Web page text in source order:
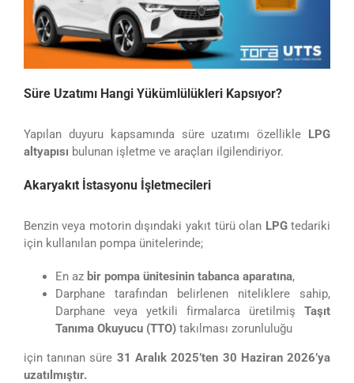
Süre Uzatımı Hangi Yükümlülükleri Kapsıyor?
Yapılan duyuru kapsamında süre uzatımı özellikle LPG
altyapısı bulunan işletme ve araçları ilgilendiriyor.
Akaryakıt İstasyonu İşletmecileri
Benzin veya motorin dışındaki yakıt türü olan LPGtedariki
için kullanılan pompa ünitelerinde;
En az bir pompa ünitesinin tabanca aparatına,
Darphane tarafından belirlenen niteliklere sahip,
Darphane veya yetkili firmalarca üretilmişTaşıt
Tanıma Okuyucu (TTO)takılması zorunluluğu
için tanınan süre 31 Aralık 2025’ten 30 Haziran 2026’ya
uzatılmıştır.